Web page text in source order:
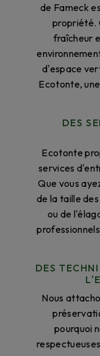
de Fameck
propriété.
fraîcheur
d'espace
Ecotonte,
DES
Ecotonte
services
Que vous
de la taille
ou de
DES
Nous
pourquoi